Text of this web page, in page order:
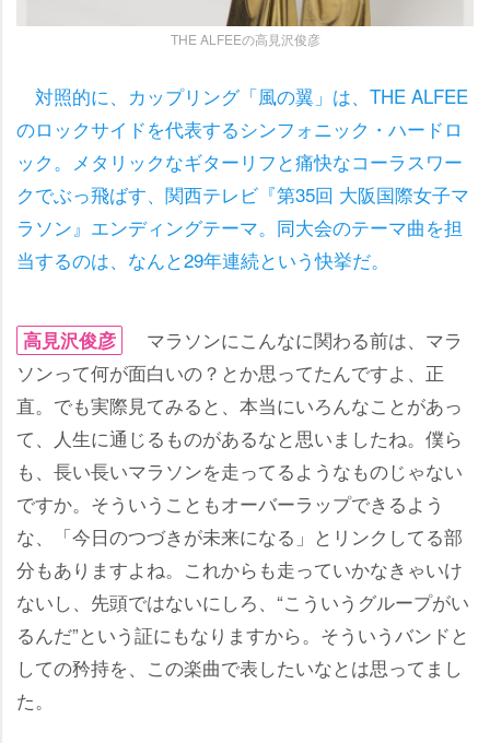
THE ALFEEの高見沢俊彦
対照的に、カップリング「風の翼」は、THE ALFEE
のロックサイドを代表するシンフォニック・ハードロ
ック。メタリックなギターリフと痛快なコーラスワー
クでぶっ飛ばす、関西テレビ『第35回 大阪国際女子マ
ラソン』エンディングテーマ。同大会のテーマ曲を担
当するのは、なんと29年連続という快挙だ。
高見沢俊彦
マラソンにこんなに関わる前は、マラ
ソンって何が面白いの？とか思ってたんですよ、正
直。でも実際見てみると、本当にいろんなことがあっ
て、人生に通じるものがあるなと思いましたね。僕ら
も、長い長いマラソンを走ってるようなものじゃない
ですか。そういうこともオーバーラップできるよう
な、「今日のつづきが未来になる」とリンクしてる部
分もありますよね。これからも走っていかなきゃいけ
ないし、先頭ではないにしろ、“こういうグループがい
るんだ”という証にもなりますから。そういうバンドと
しての矜持を、この楽曲で表したいなとは思ってまし
た。